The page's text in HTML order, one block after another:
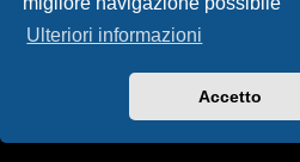
Ulteriori informazioni
Accetto
p
o
t
Powered by GIGI